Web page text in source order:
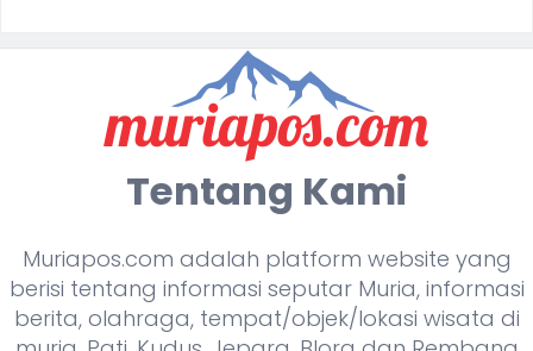
Tentang Kami
Muriapos.com adalah platform website yang
berisi tentang informasi seputar Muria, informasi
berita, olahraga, tempat/objek/lokasi wisata di